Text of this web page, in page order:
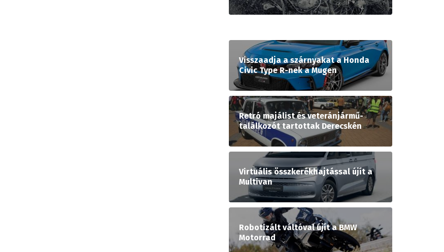
Visszaadja a szárnyakat a Honda
Civic Type R-nek a Mugen
Retró majálist és veteránjármű-
találkozót tartottak Derecskén
Virtuális összkerékhajtással újít a
Multivan
Robotizált váltóval újít a BMW
Motorrad